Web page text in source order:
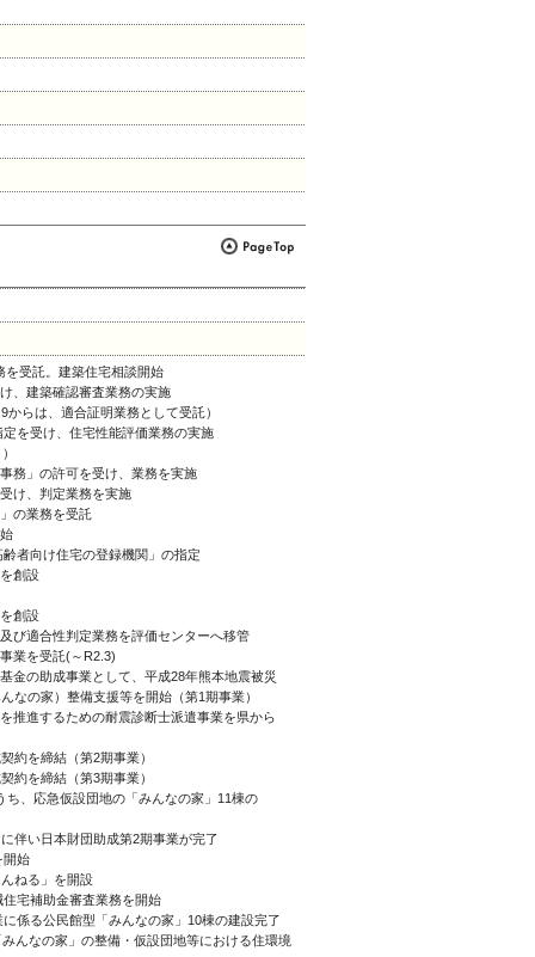
受託。建築住宅相談開始
、建築確認審査業務の実施
らは、適合証明業務として受託）
を受け、住宅性能評価業務の実施
務」の許可を受け、業務を実施
け、判定業務を実施
の業務を受託
者向け住宅の登録機関」の指定
創設
創設
び適合性判定業務を評価センターへ移管
業を受託(～R2.3)
の助成事業として、平成28年熊本地震被災
家）整備支援等を開始（第1期事業）
推進するための耐震診断士派遣事業を県から
約を締結（第2期事業）
約を締結（第3期事業）
、応急仮設団地の「みんなの家」11棟の
伴い日本財団助成第2期事業が完了
始
ねる」を開設
宅補助金審査業務を開始
る公民館型「みんなの家」10棟の建設完了
なの家」の整備・仮設団地等における住環境